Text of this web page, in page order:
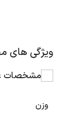
ویژگی های
مشخصات
وزن